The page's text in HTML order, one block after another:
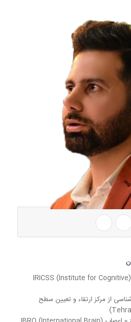
دکترای اعصاب و روان شناختی(IRICSS (Institute for Cognitive
از مرکز ارتقاء و تعیین سطح